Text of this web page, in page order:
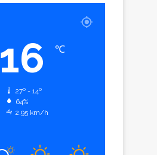
16 ℃
27º - 14º
64%
2.95 km/h